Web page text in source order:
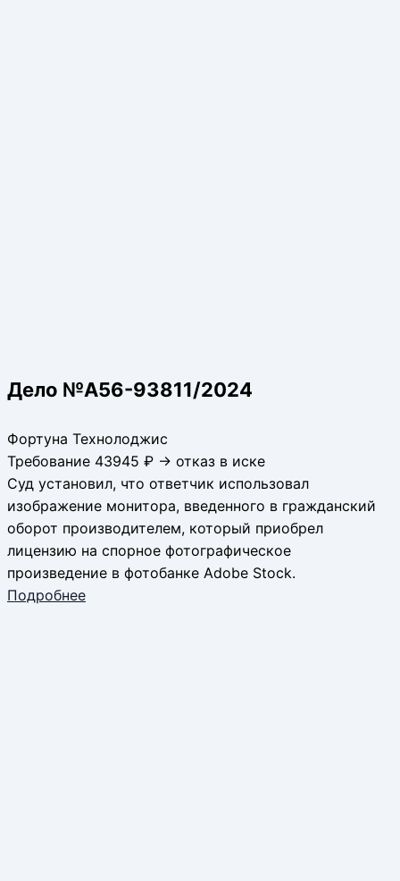
Дело №А56-93811/2024
Фортуна Технолоджис
Требование 43945 ₽ → отказ в иске
Суд установил, что ответчик использовал
изображение монитора, введенного в гражданский
оборот производителем, который приобрел
лицензию на спорное фотографическое
произведение в фотобанке Adobe Stock.
Подробнее